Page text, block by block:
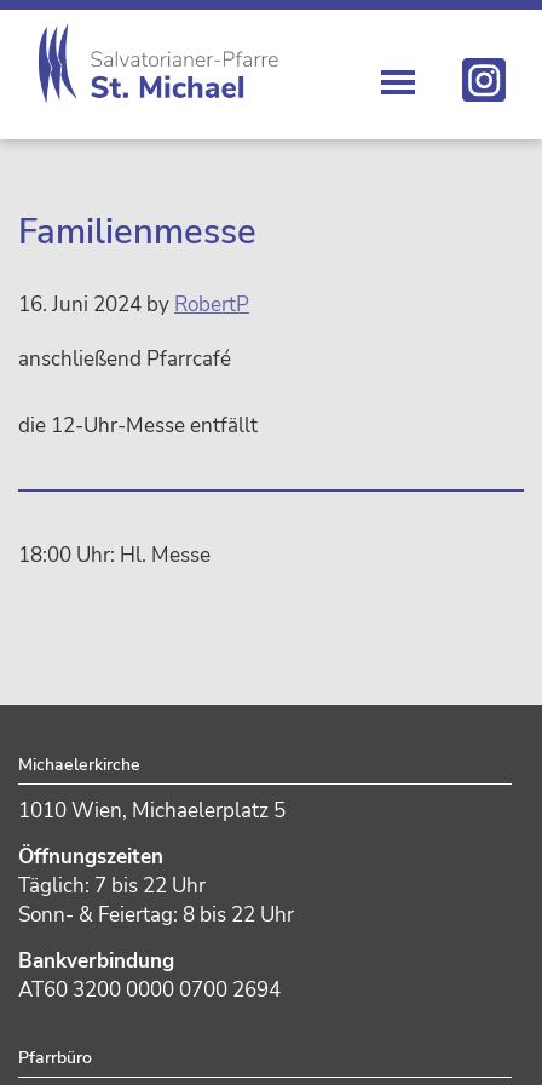
Zur
Hauptnavigation
springen
Skip
main
content
Zur
Hauptsidebar
springen
Zur
Fußzeile
springen
Michael
Michaelerkirche
Wiens
Familienmesse
16. Juni 2024 by RobertP
anschließend Pfarrcafé
die 12-Uhr-Messe entfällt
18:00 Uhr: Hl. Messe
Michaelerkirche
1010 Wien, Michaelerplatz 5
Öffnungszeiten
Täglich: 7 bis 22 Uhr
Sonn- & Feiertag: 8 bis 22 Uhr
Bankverbindung
AT60 3200 0000 0700 2694
Pfarrbüro